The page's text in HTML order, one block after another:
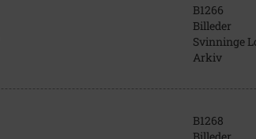
B1266
Billeder
Svinninge
Arkiv
B1268